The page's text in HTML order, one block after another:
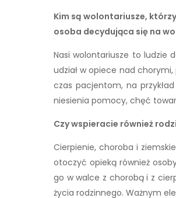
Kim są wolontariusze,
osoba decydująca się na
Nasi wolontariusze to ludzie
udział w opiece nad
czas pacjentom, na
niesienia pomocy, chęć
Czy wspieracie również
Cierpienie, choroba i
otoczyć opieką również
go w walce z chorobą i z
życia rodzinnego. Ważnym